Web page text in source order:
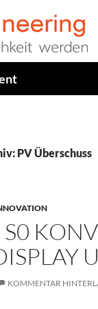
PV Überschuss
S0
KOMMENTAR